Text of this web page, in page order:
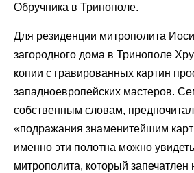
Обручника в Тринополе.
Для резиденции митрополита
загородного дома в Тринополе
копии с гравированных картин
западноевропейских мастеров.
собственным словам,
«подражания знаменитейшим
именно эти полотна можно
митрополита, который запечатлен